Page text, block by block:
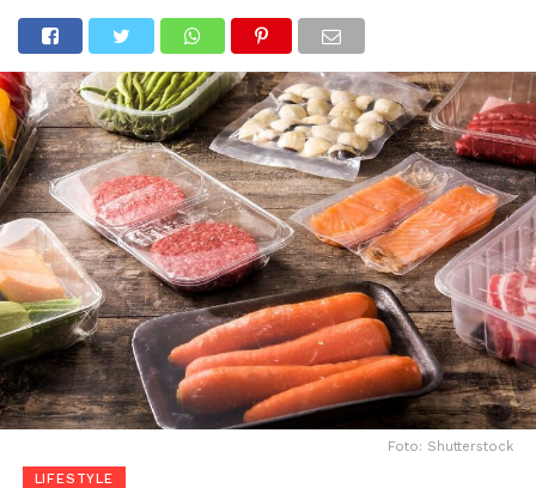
Foto: Shutterstock
LIFESTYLE